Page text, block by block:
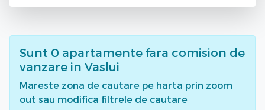
Sunt 0 apartamente fara comision de
vanzare in Vaslui
Mareste zona de cautare pe harta prin zoom
out sau modifica filtrele de cautare